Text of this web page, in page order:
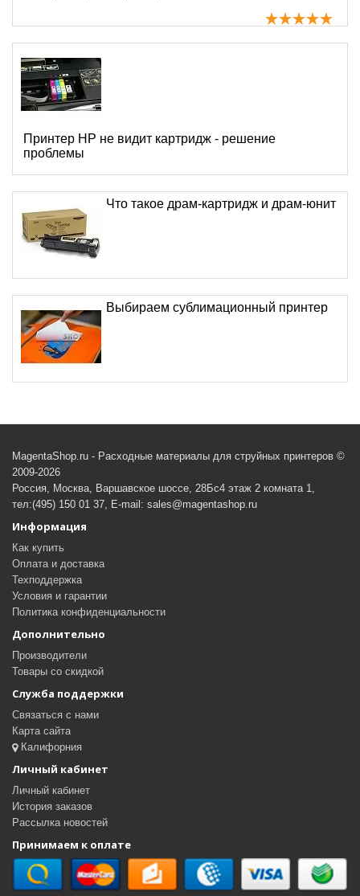
Принтер HP не видит картридж - решение
проблемы
Что такое драм-картридж и драм-юнит
Выбираем сублимационный принтер
MagentaShop.ru - Расходные материалы для струйных принтеров ©
2009-2026
Россия, Москва, Варшавское шоссе, 28Бс4 этаж 2 комната 1,
тел:(495) 150 01 37, E-mail: sales@magentashop.ru
Информация
Как купить
Оплата и доставка
Техподдержка
Условия и гарантии
Политика конфиденциальности
Дополнительно
Производители
Товары со скидкой
Служба поддержки
Связаться с нами
Карта сайта
Калифорния
Личный кабинет
Личный кабинет
История заказов
Рассылка новостей
Принимаем к оплате